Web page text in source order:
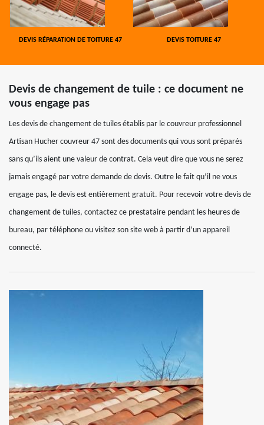
DEVIS RÉPARATION DE TOITURE 47 DEVIS TOITURE 47
Devis de changement de tuile : ce document ne
vous engage pas
Les devis de changement de tuiles établis par le couvreur professionnel
Artisan Hucher couvreur 47 sont des documents qui vous sont préparés
sans qu’ils aient une valeur de contrat. Cela veut dire que vous ne serez
jamais engagé par votre demande de devis. Outre le fait qu’il ne vous
engage pas, le devis est entièrement gratuit. Pour recevoir votre devis de
changement de tuiles, contactez ce prestataire pendant les heures de
bureau, par téléphone ou visitez son site web à partir d’un appareil
connecté.